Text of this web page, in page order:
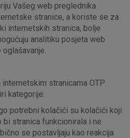
Vašeg web preglednika
stranice, a koriste se za
internetskih stranica, bolje
analitiku posjeta web
stranicama OTP
kategorije:
potrebni kolačići su kolačići koji
bi stranica funkcionirala i ne
se postavljaju kao reakcija